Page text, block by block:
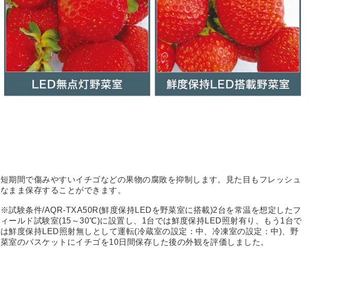
短期間で傷みやすいイチゴなどの果物の腐敗を抑制します。見た目もフレッシュ
なまま保存することができます。
※試験条件/AQR-TXA50R(鮮度保持LEDを野菜室に搭載)2台を常温を想定したフ
ィールド試験室(15～30℃)に設置し、1台では鮮度保持LED照射有り、もう1台で
は鮮度保持LED照射無しとして運転(冷蔵室の設定：中、冷凍室の設定：中)、野
菜室のバスケットにイチゴを10日間保存した後の外観を評価しました。